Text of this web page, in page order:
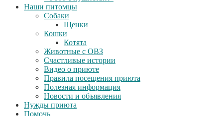
Наши питомцы
Собаки
Щенки
Кошки
Котята
Животные с ОВЗ
Счастливые истории
Видео о приюте
Правила посещения приюта
Полезная информация
Новости и объявления
Нужды приюта
Помочь